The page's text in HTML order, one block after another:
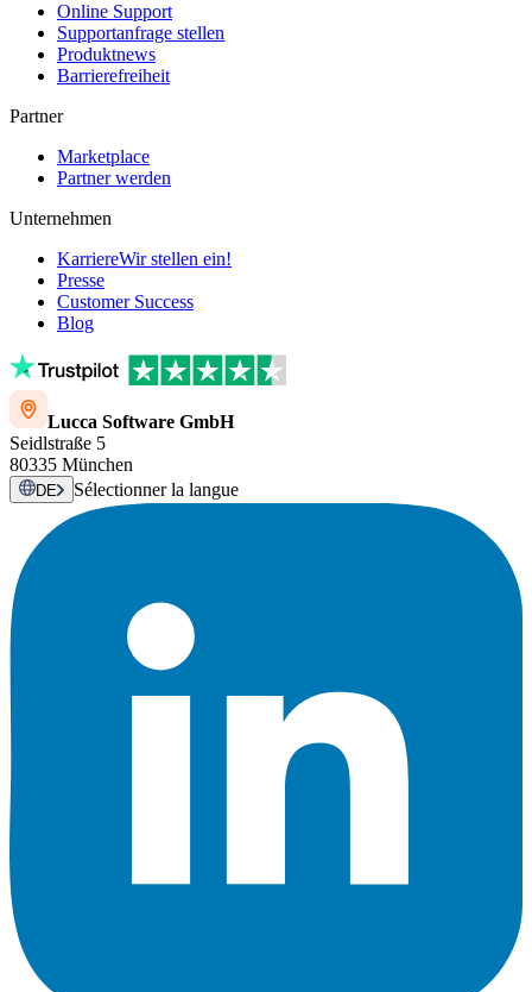
Online Support
Supportanfrage stellen
Produktnews
Barrierefreiheit
Partner
Marketplace
Partner werden
Unternehmen
KarriereWir stellen ein!
Presse
Customer Success
Blog
Lucca Software GmbH
Seidlstraße 5
80335 München
DE Sélectionner la langue